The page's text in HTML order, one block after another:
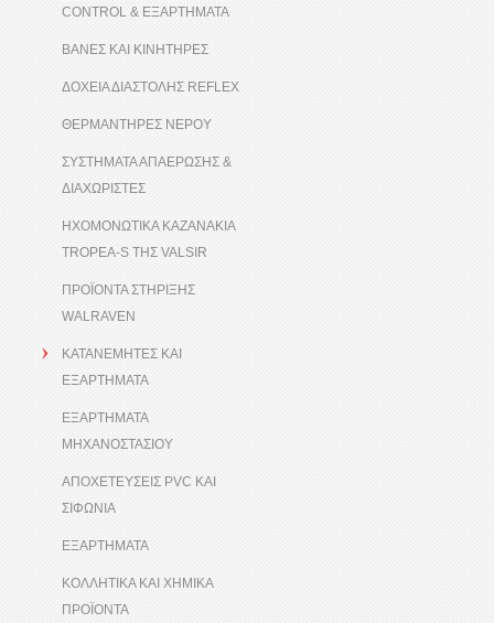
CONTROL & ΕΞΑΡΤΗΜΑΤΑ
ΒΑΝΕΣ ΚΑΙ ΚΙΝΗΤΗΡΕΣ
ΔΟΧΕΙΑ ΔΙΑΣΤΟΛΗΣ REFLEX
ΘΕΡΜΑΝΤΗΡΕΣ ΝΕΡΟΥ
ΣΥΣΤΗΜΑΤΑ ΑΠΑΕΡΩΣΗΣ &
ΔΙΑΧΩΡΙΣΤΕΣ
ΗΧΟΜΟΝΩΤΙΚΑ ΚΑΖΑΝΑΚΙΑ
TROPEA-S ΤΗΣ VALSIR
ΠΡΟΪΟΝΤΑ ΣΤΗΡΙΞΗΣ
WALRAVEN
ΚΑΤΑΝΕΜΗΤΕΣ ΚΑΙ
ΕΞΑΡΤΗΜΑΤΑ
ΕΞΑΡΤΗΜΑΤΑ
ΜΗΧΑΝΟΣΤΑΣΙΟΥ
ΑΠΟΧΕΤΕΥΣΕΙΣ PVC ΚΑΙ
ΣΙΦΩΝΙΑ
ΕΞΑΡΤΗΜΑΤΑ
ΚΟΛΛΗΤΙΚΑ ΚΑΙ ΧΗΜΙΚΑ
ΠΡΟΪΟΝΤΑ